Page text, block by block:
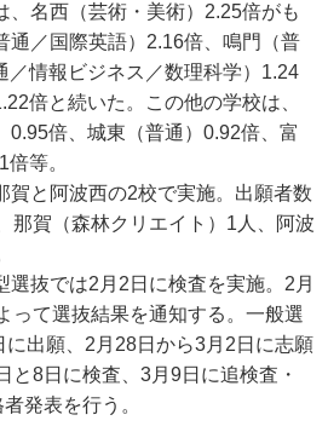
名西（芸術・美術）2.25倍がも
通／国際英語）2.16倍、鳴門（普
／情報ビジネス／数理科学）1.24
倍と続いた。この他の学校は、
0.95倍、城東（普通）0.92倍、富
等。
と阿波西の2校で実施。出願者数
那賀（森林クリエイト）1人、阿波
抜では2月2日に検査を実施。2月
って選抜結果を通知する。一般選
出願、2月28日から3月2日に志願
と8日に検査、3月9日に追検査・
発表を行う。